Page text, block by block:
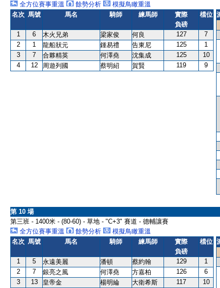
全方位賽事重溫
餘勢分析
模擬鳥瞰重溫
名次 馬號 馬名 騎師 練馬師
實際
負磅
檔位
1 6 木火兄弟 梁家俊 何良 127
7
2
1 龍船狀元 鍾易禮 告東尼 125
1
3
7 合夥精英 何澤堯 沈集成 125
10
4
12 周遊列國 蔡明紹 賀賢 119 9
第 10 場
第三班 - 1400米 - (80-60) - 草地 - "C+3" 賽道 - 德輔讓賽
全方位賽事重溫
餘勢分析
模擬鳥瞰重溫
名次 馬號 馬名 騎師 練馬師
實際
負磅
檔位
1 5 永遠美麗 潘頓 蔡約翰 129
1
2
7 銀亮之風 何澤堯 方嘉柏 126
6
3
13 皇帝金 楊明綸 大衛希斯 117
10